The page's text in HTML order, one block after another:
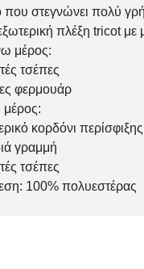
που στεγνώνει πολύ
πλέξη tricot
μέρος:
τσέπες
φερμουάρ
κορδόνι περίσφιξης
γραμμή
τσέπες
100% πολυεστέρας